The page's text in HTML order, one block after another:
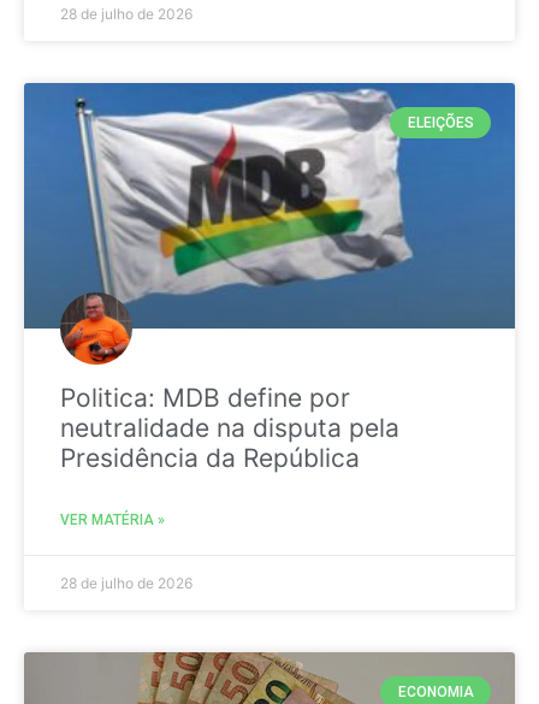
28 de julho de 2026
ELEIÇÕES
Politica: MDB define por
neutralidade na disputa pela
Presidência da República
VER MATÉRIA »
28 de julho de 2026
ECONOMIA